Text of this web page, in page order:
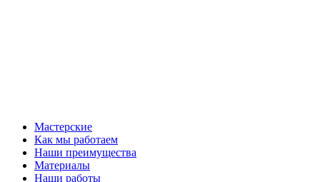
Мастерские
Как мы работаем
Наши преимущества
Материалы
Наши работы